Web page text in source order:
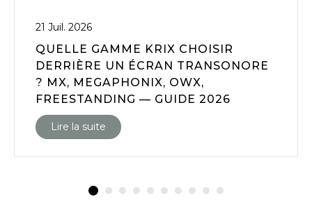
21 Juil. 2026
QUELLE GAMME KRIX CHOISIR
DERRIÈRE UN ÉCRAN TRANSONORE
? MX, MEGAPHONIX, OWX,
FREESTANDING — GUIDE 2026
Lire la suite